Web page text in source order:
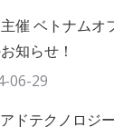
催 ベトナムオ
知らせ！
06-29
ドテクノロジ